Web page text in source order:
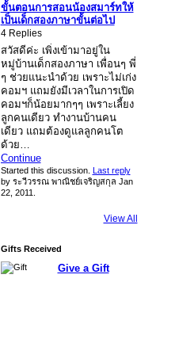
ขั้นตอนการสอนน้องสมาร์ทให้
เป็นเด็กสองภาษาขั้นต่อไป
4 Replies
สวัสดีค่ะ เพิ่งเข้ามาอยู่ใน
หมู่บ้านเด็กสองภาษา เพื่อนๆ พี่
ๆ ช่วยแนะนำด้วย เพราะไม่เก่ง
คอมฯ แถมยังมีเวลาในการเปิด
คอมฯก็น้อยมากๆๆ เพราะเลี้ยง
ลูกคนเดียว ทำงานบ้านคน
เดียว แถมต้องดูแลลูกคนโต
ด้วย…
Continue
Started this discussion. Last reply
by ระวีวรรณ พาณิชย์เจริญสกุล Jan
22, 2011.
View All
Gifts Received
Give a Gift